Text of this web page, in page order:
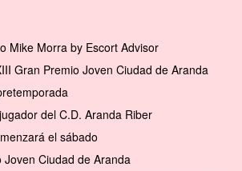
Mike Morra by Escort Advisor
Gran Premio Joven Ciudad de Aranda
del C.D. Aranda Riber
el sábado
Ciudad de Aranda